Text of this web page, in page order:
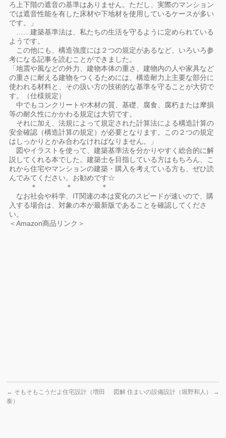
ろ上下階の遮音の基準はありません。ただし、実際のマンション
では遮音性能を有した床材や下地材を使用しているケースが多い
です。」
……建築基準法は、私たちの生活を守るように定められている
ようです。
この他にも、構造強度には２つの規定があるなど、いろいろ参
考になる記事を読むことができました。
「地震や風などの外力、建物本体の重さ、建物内の人や家具など
の重さに耐える建物をつくるためには、構造耐力上主要な部分に
使われる材料と、その扱い方の技術的な基準を守ることが大切で
す。（仕様規定）
中でもコンクリートや木材の質、基礎、腐食、腐朽または摩損
等の耐久性にかかわる規定は大切です。
それに加え、法規によって規定された計算法による構造計算の
安全確認（構造計算の規定）が必要となります。この２つの規定
はしっかりとかみ合わなければなりません。」
図やイラストを使って、建築基準法を分かりやすく総合的に解
説してくれる本でした。建築士を目指している方はもちろん、こ
れから住宅やマンションの建築・購入を考えている方も、ぜひ読
んでみてください。お勧めです☆
＊ ＊ ＊
なお社会や科学、IT関連の本は変化のスピードが速いので、購
入する場合は、対象の本が最新版であることを確認してくださ
い。
＜Amazon商品リンク＞
← そもそもこうだよ住宅設計（増田
奏）
図解 住まいの設備設計（堀野和人） →